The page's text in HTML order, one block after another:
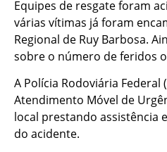
Equipes de resgate foram
várias vítimas já foram
Regional de Ruy Barbosa.
sobre o número de feridos
A Polícia Rodoviária Federal
Atendimento Móvel de
local prestando assistência
do acidente.